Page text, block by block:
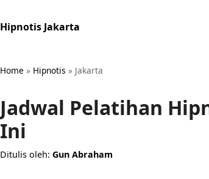
Hipnotis Jakarta
Home » Hipnotis » Jakarta
Jadwal Pelatihan
Ini
Ditulis oleh: Gun Abraham